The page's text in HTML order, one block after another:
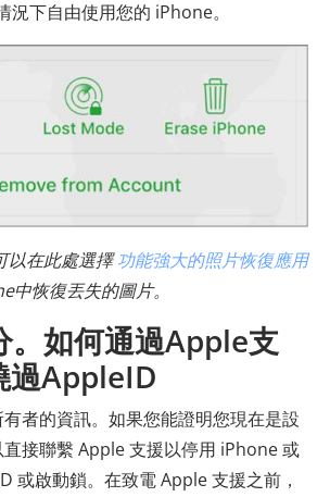
況下自由使用您的 iPhone。
以在此處選擇功能強大的照片恢復應用
恢復丟失的圖片。
。如何通過Apple支
過AppleID
者的資訊。如果您能證明您現在是設
接聯繫 Apple 支援以停用 iPhone 或
或啟動鎖。在致電 Apple 支援之前，